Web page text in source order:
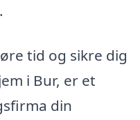
tid og sikre dig
i Bur, er et
din